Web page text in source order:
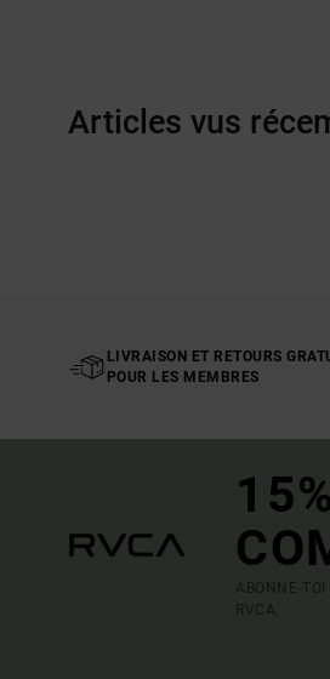
Articles vus
LIVRAISON ET RETOURS
POUR LES MEMBRES
ABONNE-
RVCA.